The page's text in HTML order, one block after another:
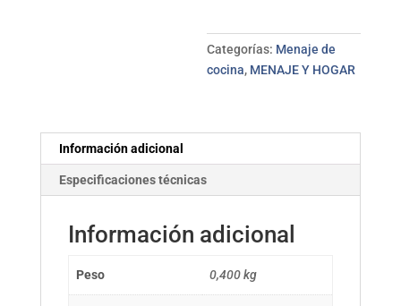
IBILI
cantidad
Categorías: Menaje de
cocina, MENAJE Y HOGAR
Información adicional
Especificaciones técnicas
Información adicional
Peso 0,400 kg